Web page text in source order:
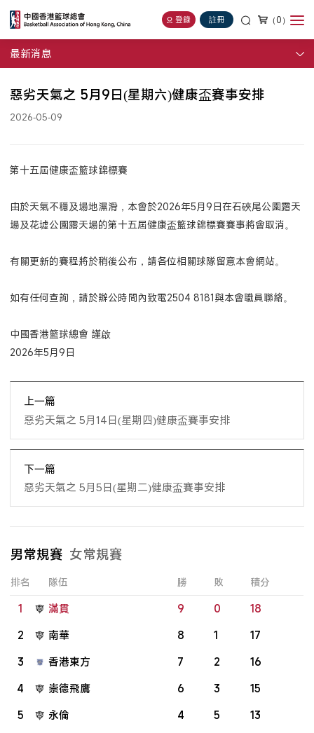
登錄 註冊 （0）
最新消息
惡劣天氣之 5月9日(星期六)健康盃賽事安排
2026-05-09
第十五屆健康盃籃球錦標賽
由於天氣不穩及場地濕滑，本會於2026年5月9日在石硤尾公園露天
場及花墟公園露天場的第十五屆健康盃籃球錦標賽賽事將會取消。
有關更新的賽程將於稍後公布，請各位相關球隊留意本會網站。
如有任何查詢，請於辦公時間內致電2504 8181與本會職員聯絡。
中國香港籃球總會 謹啟
2026年5月9日
上一篇
惡劣天氣之 5月14日(星期四)健康盃賽事安排
下一篇
惡劣天氣之 5月5日(星期二)健康盃賽事安排
男常規賽 女常規賽
排名 隊伍 勝 敗 積分
1 滿貫 9 0
18
2
南華 8 1
17
3
香港東方 7 2
16
4
崇德飛鷹 6 3
15
5
永倫 4 5
13